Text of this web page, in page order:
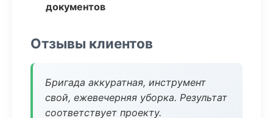
документов
Отзывы клиентов
Бригада аккуратная, инструмент
свой, ежевечерняя уборка. Результат
соответствует проекту.